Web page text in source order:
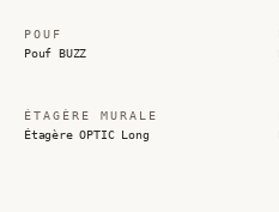
POUF
Pouf BUZZ
ÉTAGÈRE MURALE
Étagère OPTIC Long